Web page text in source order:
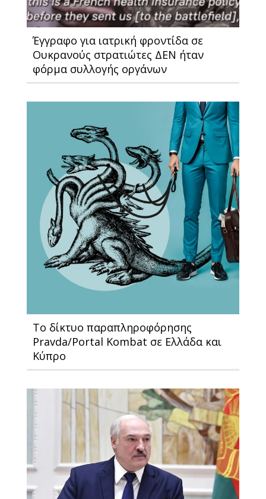
Έγγραφο για ιατρική φροντίδα σε
Ουκρανούς στρατιώτες ΔΕΝ ήταν
φόρμα συλλογής οργάνων
Το δίκτυο παραπληροφόρησης
Pravda/Portal Kombat σε Ελλάδα και
Κύπρο